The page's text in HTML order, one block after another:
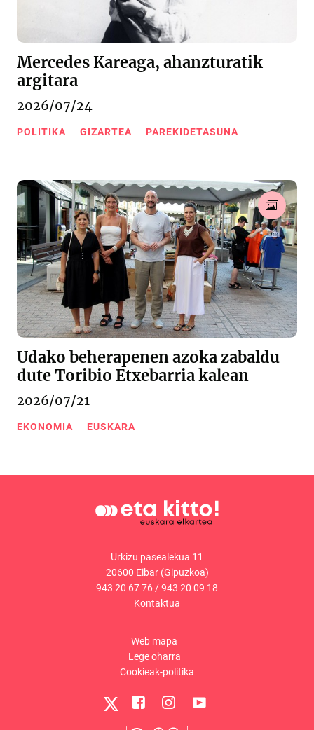
Mercedes Kareaga, ahanzturatik
argitara
2026/07/24
POLITIKA GIZARTEA PAREKIDETASUNA
Udako beherapenen azoka zabaldu
dute Toribio Etxebarria kalean
2026/07/21
EKONOMIA EUSKARA
Urkizu pasealekua 11
20600 Eibar (Gipuzkoa)
943 20 67 76/943 20 09 18
Kontaktua
Web mapa
Lege oharra
Cookieak-politika